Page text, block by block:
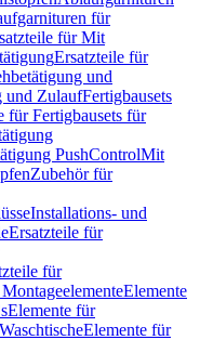
für
für Mit
Ersatzteile für
und
und ZulaufFertigbausets
für Fertigbausets für
PushControlMit
Zubehör für
Installations- und
Ersatzteile für
für
Elemente
Elemente für
Elemente für